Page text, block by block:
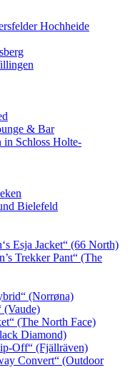
Hochheide
& Bar
in Schloss Holte-
Bielefeld
Esja Jacket“ (66 North)
Trekker Pant“ (The
(Norrøna)
(Vaude)
(The North Face)
Diamond)
Off“ (Fjällräven)
Convert“ (Outdoor